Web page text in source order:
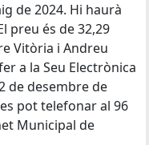
de 2024. Hi haurà
preu és de 32,29
Vitòria i Andreu
a la Seu Electrònica
de desembre de
pot telefonar al 96
Municipal de